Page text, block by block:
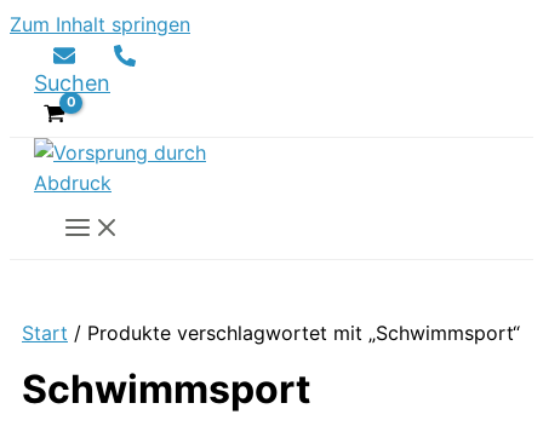
Zum Inhalt springen
Suchen
Start / Produkte verschlagwortet mit „Schwimmsport“
Schwimmsport